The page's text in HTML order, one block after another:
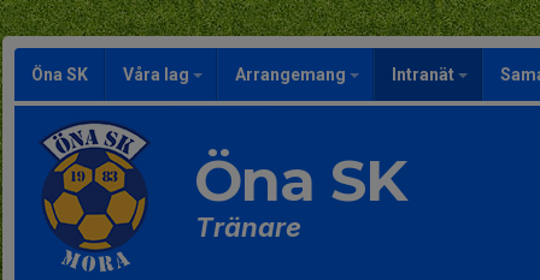
Öna SK Våra lag Arrangemang Intranät
Öna SK
Tränare